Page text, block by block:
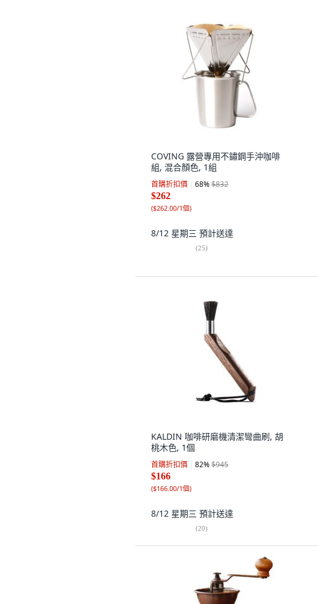
COVING 露營專用不鏽鋼手沖咖啡
組, 混合顏色, 1組
首購折扣價 68%$832
$262
($262.00/1個)
8/12 星期三 預計送達
(25)
KALDIN 咖啡研磨機清潔彎曲刷, 胡
桃木色, 1個
首購折扣價 82%$945
$166
($166.00/1個)
8/12 星期三 預計送達
(20)